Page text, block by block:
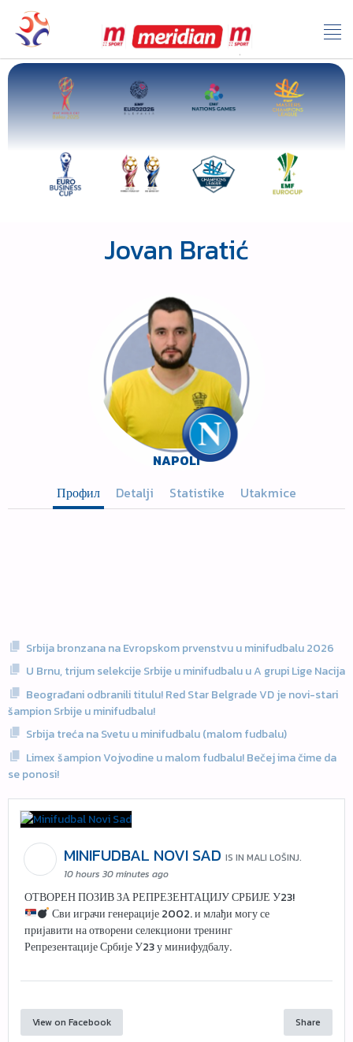
Jovan Bratić
NAPOLI
Профил
Detalji Statistike Utakmice
Srbija bronzana na Evropskom prvenstvu u minifudbalu 2026
U Brnu, trijum selekcije Srbije u minifudbalu u A grupi Lige Nacija
Beograđani odbranili titulu! Red Star Belgrade VD je novi-stari
šampion Srbije u minifudbalu!
Srbija treća na Svetu u minifudbalu (malom fudbalu)
Limex šampion Vojvodine u malom fudbalu! Bečej ima čime da
se ponosi!
MINIFUDBAL NOVI SAD IS IN MALI LOŠINJ.
10 hours 30 minutes ago
ОТВОРЕН ПОЗИВ ЗА РЕПРЕЗЕНТАЦИЈУ СРБИЈЕ У23!
Сви играчи генерације 2002. и млађи могу се
пријавити на отворени селекциони тренинг
Репрезентације Србије У23 у минифудбалу.
View on Facebook Share